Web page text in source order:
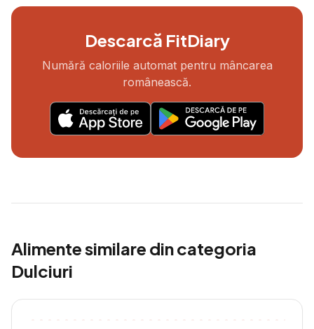
Descarcă FitDiary
Numără caloriile automat pentru mâncarea
românească.
Alimente similare din categoria
Dulciuri